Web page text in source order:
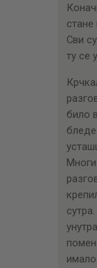
Сви
ту се
било
бледе